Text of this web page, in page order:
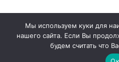
© 2026 Зона консолей
Мы используем куки для
нашего сайта. Если Вы
будем считать что